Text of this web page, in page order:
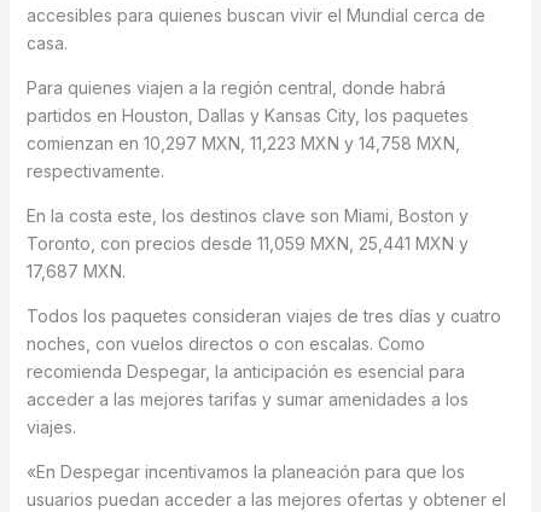
accesibles para quienes buscan vivir el Mundial cerca de
casa.
Para quienes viajen a la región central, donde habrá
partidos en Houston, Dallas y Kansas City, los paquetes
comienzan en 10,297 MXN, 11,223 MXN y 14,758 MXN,
respectivamente.
En la costa este, los destinos clave son Miami, Boston y
Toronto, con precios desde 11,059 MXN, 25,441 MXN y
17,687 MXN.
Todos los paquetes consideran viajes de tres días y cuatro
noches, con vuelos directos o con escalas. Como
recomienda Despegar, la anticipación es esencial para
acceder a las mejores tarifas y sumar amenidades a los
viajes.
«En Despegar incentivamos la planeación para que los
usuarios puedan acceder a las mejores ofertas y obtener el